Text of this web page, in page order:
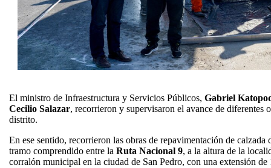
El ministro de Infraestructura y Servicios Públicos, Gabriel
Cecilio Salazar, recorrieron y supervisaron el avance de diferentes
distrito.
En ese sentido, recorrieron las obras de repavimentación de
tramo comprendido entre la Ruta Nacional 9, a la altura de la
corralón municipal en la ciudad de San Pedro, con una extensión de